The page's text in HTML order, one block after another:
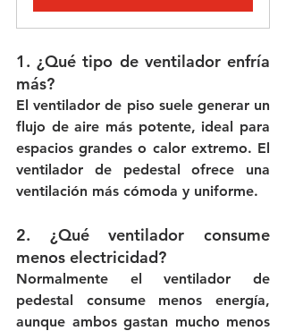
1. ¿Qué tipo de ventilador enfría
más?
El ventilador de piso suele generar un
flujo de aire más potente, ideal para
espacios grandes o calor extremo. El
ventilador de pedestal ofrece una
ventilación más cómoda y uniforme.
2. ¿Qué ventilador consume
menos electricidad?
Normalmente el ventilador de
pedestal consume menos energía,
aunque ambos gastan mucho menos